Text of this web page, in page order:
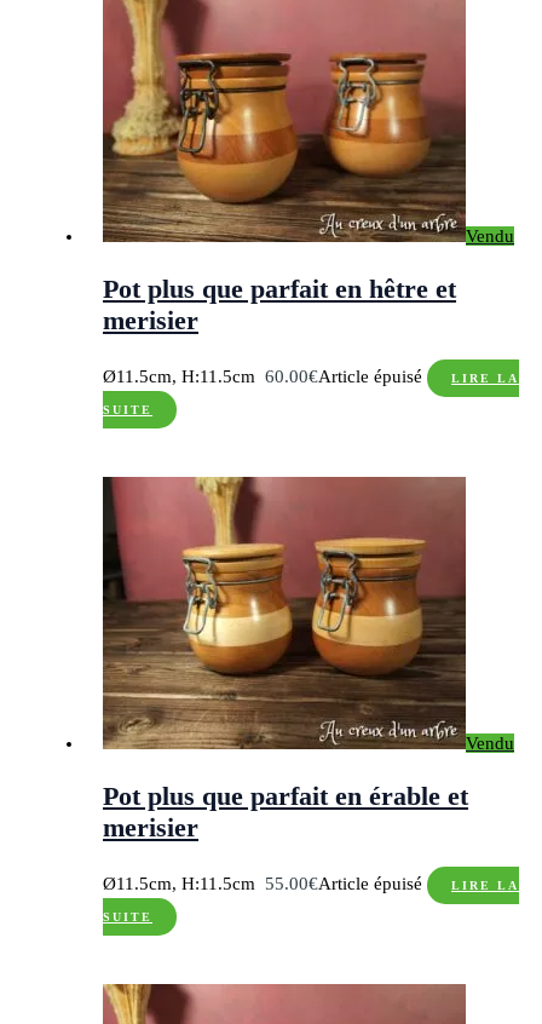
Vendu
Pot plus que parfait en hêtre et
merisier
Ø11.5cm, H:11.5cm60.00€Article épuisé LIRE LA
SUITE
Vendu
Pot plus que parfait en érable et
merisier
Ø11.5cm, H:11.5cm 55.00€Article épuisé LIRE LA
SUITE